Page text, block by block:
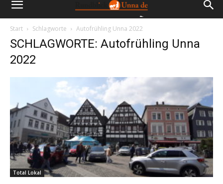
Start Schlagworte Autofrühling Unna 2022
SCHLAGWORTE: Autofrühling Unna
2022
Total Lokal